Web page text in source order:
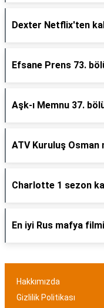
Dexter Netflix'ten
Efsane Prens 73.
Aşk-ı Memnu 37.
ATV Kuruluş Osman
Charlotte 1 sezon
En iyi Rus mafya
Hakkımızda
Gizlilik Politikası